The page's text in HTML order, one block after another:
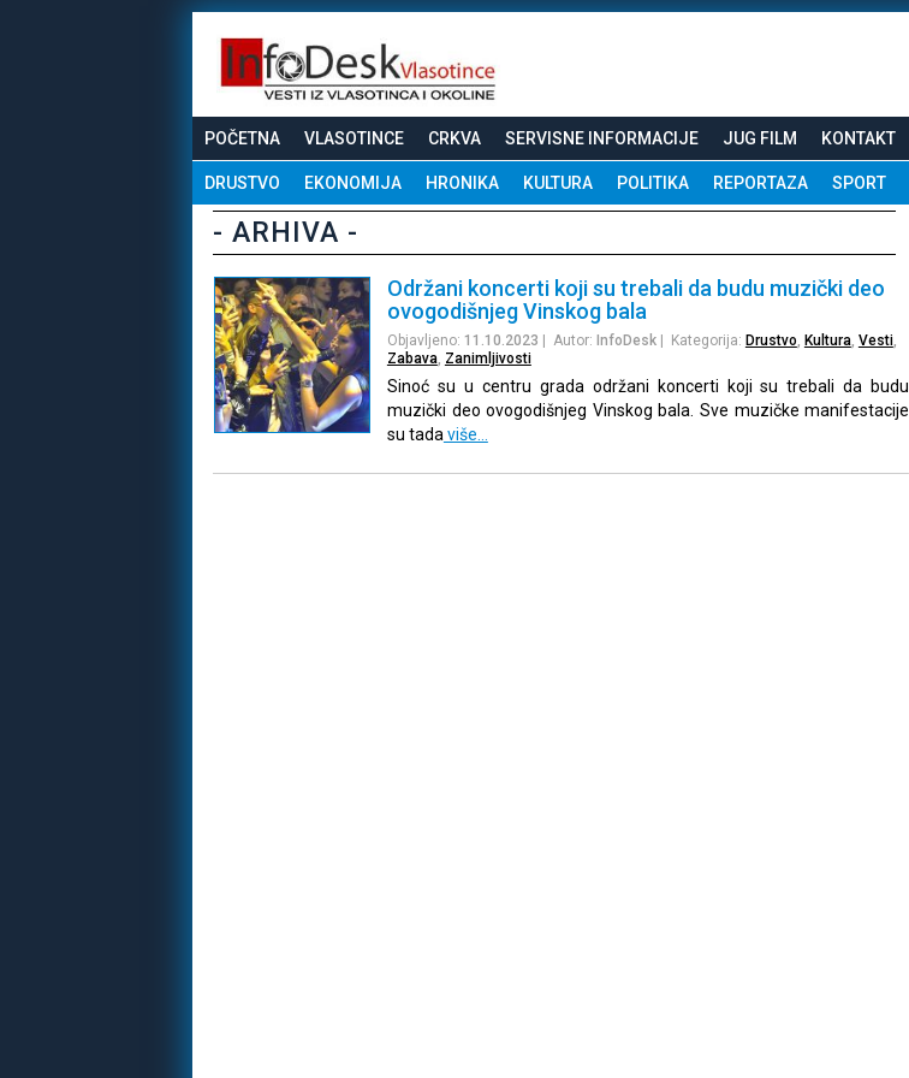
POČETNA VLASOTINCE CRKVA SERVISNE INFORMACIJE JUG FILM KONTAKT
DRUSTVO EKONOMIJA HRONIKA KULTURA POLITIKA REPORTAZA SPORT
- ARHIVA -
Održani koncerti koji su trebali da budu muzički deo
ovogodišnjeg Vinskog bala
Objavljeno: 11.10.2023 | Autor: InfoDesk| Kategorija: Drustvo Kultura, Vesti,
Zabava, Zanimljivosti
Sinoć su u centru grada održani koncerti koji su trebali da budu
muzički deo ovogodišnjeg Vinskog bala. Sve muzičke manifestacije
su tada više…